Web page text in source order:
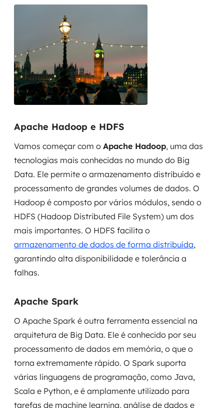
Apache Hadoop e HDFS
Vamos começar com o Apache Hadoop, uma das
tecnologias mais conhecidas no mundo do Big
Data. Ele permite o armazenamento distribuído e
processamento de grandes volumes de dados. O
Hadoop é composto por vários módulos, sendo o
HDFS (Hadoop Distributed File System) um dos
mais importantes. O HDFS facilita o
armazenamento de dados de forma distribuída,
garantindo alta disponibilidade e tolerância a
falhas.
Apache Spark
O Apache Spark é outra ferramenta essencial na
arquitetura de Big Data. Ele é conhecido por seu
processamento de dados em memória, o que o
torna extremamente rápido. O Spark suporta
várias linguagens de programação, como Java,
Scala e Python, e é amplamente utilizado para
tarefas de machine learning, análise de dados e